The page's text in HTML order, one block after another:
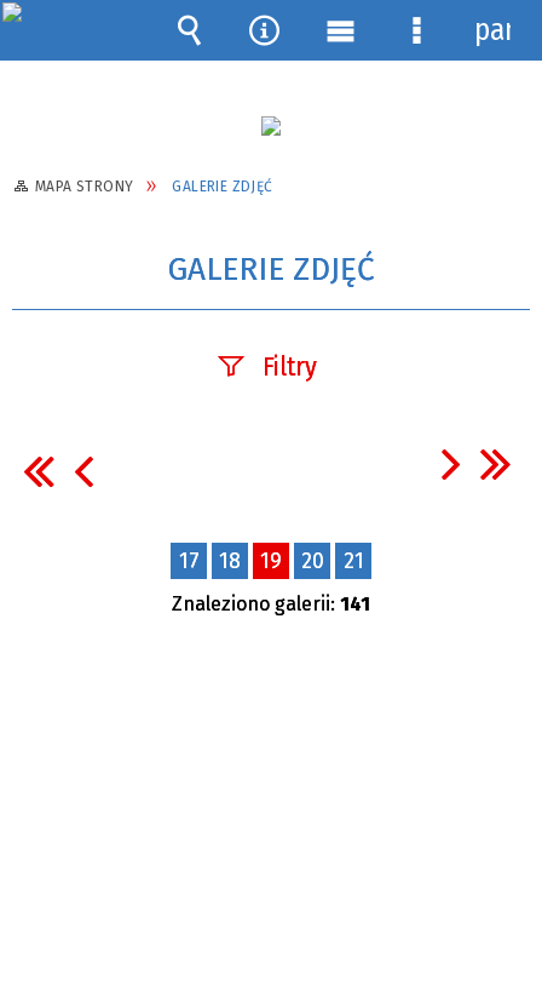
MAPA STRONY GALERIE ZDJĘĆ
GALERIE ZDJĘĆ
Filtry
Publikacja od
17 18 19 20 21
Znaleziono galerii: 141
Wyszukiwarka
Narzędzia
Menu Menu
panel